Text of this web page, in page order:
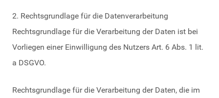
2. Rechtsgrundlage für die Datenverarbeitung
Rechtsgrundlage für die Verarbeitung der Daten ist bei
Vorliegen einer Einwilligung des Nutzers Art. 6 Abs. 1 lit.
a DSGVO.
Rechtsgrundlage für die Verarbeitung der Daten, die im